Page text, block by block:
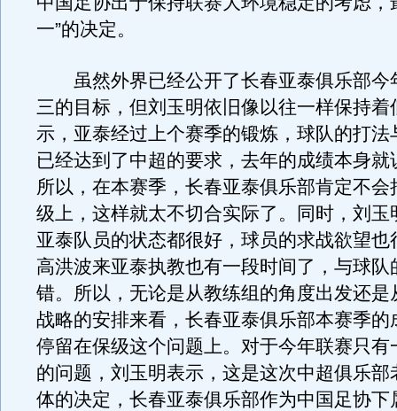
一”的决定。
虽然外界已经公开了长春亚泰俱乐部今
三的目标，但刘玉明依旧像以往一样保持着
示，亚泰经过上个赛季的锻炼，球队的打法
已经达到了中超的要求，去年的成绩本身就
所以，在本赛季，长春亚泰俱乐部肯定不会
级上，这样就太不切合实际了。同时，刘玉
亚泰队员的状态都很好，球员的求战欲望也
高洪波来亚泰执教也有一段时间了，与球队
错。所以，无论是从教练组的角度出发还是
战略的安排来看，长春亚泰俱乐部本赛季的
停留在保级这个问题上。对于今年联赛只有
的问题，刘玉明表示，这是这次中超俱乐部
体的决定，长春亚泰俱乐部作为中国足协下